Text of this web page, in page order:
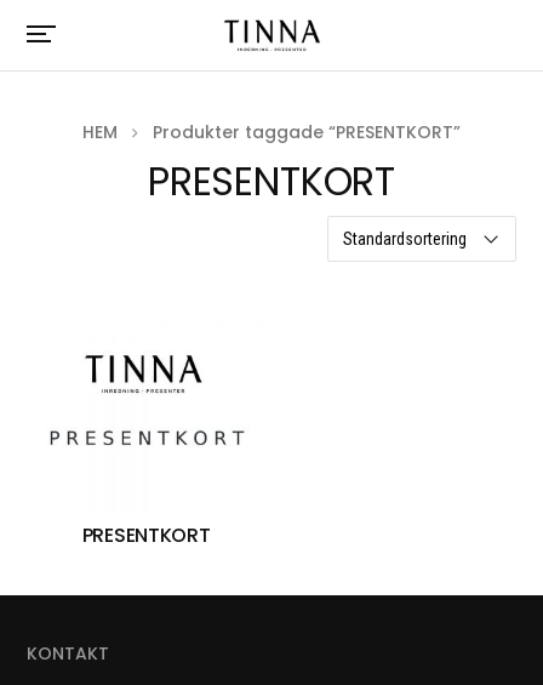
HEM Produkter taggade “PRESENTKORT”
PRESENTKORT
PRESENTKORT
KONTAKT